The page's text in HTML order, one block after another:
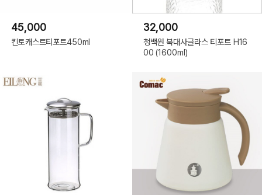
45,000
킨토캐스트티포트450ml
32,000
청백원 북대사글라스 티포트 H16
00 (1600ml)